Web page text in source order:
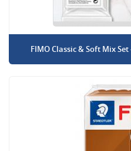
FIMO Classic & Soft Mix